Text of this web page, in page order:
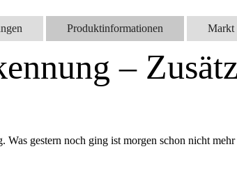
Produktinformationen Markt
–
gestern noch ging ist morgen schon nicht